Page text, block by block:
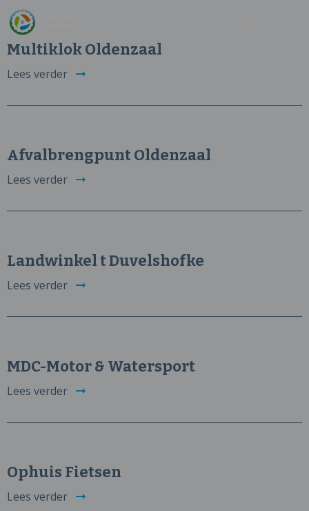
Multiklok Oldenzaal
Lees verder
Afvalbrengpunt Oldenzaal
Lees verder
Landwinkel t Duvelshofke
Lees verder
MDC-Motor & Watersport
Lees verder
Ophuis Fietsen
Lees verder